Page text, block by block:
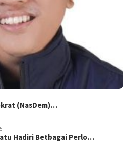
(NasDem)…
Hadiri Betbagai Perlo…